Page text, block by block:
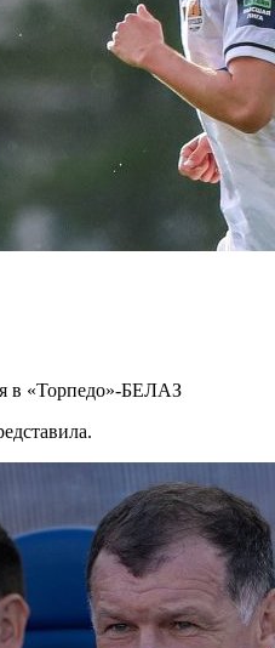
в «Торпедо»-БЕЛАЗ